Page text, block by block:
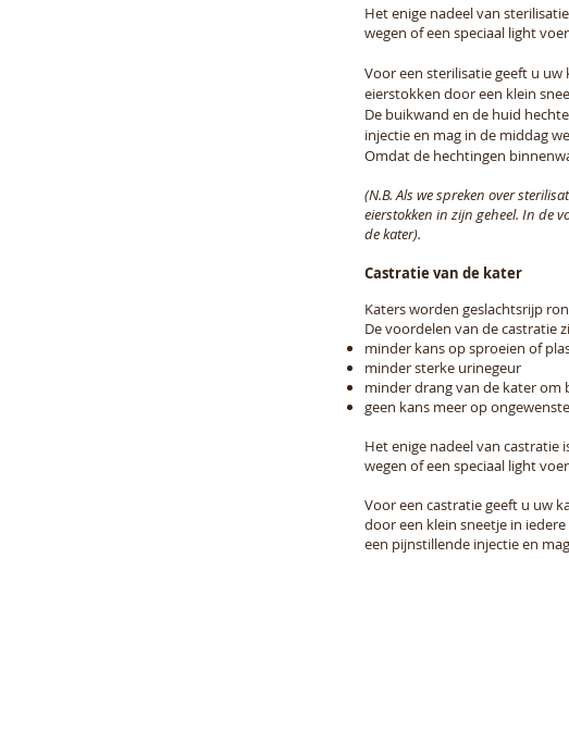
Het enige nadeel van
wegen of een speciaal light
Voor een sterilisatie geeft u uw
eierstokken door een klein
De buikwand en de huid
injectie en mag in de middag
Omdat de hechtingen
(N.B. Als we spreken over
eierstokken in zijn geheel. In de
de kater).
Castratie van de kater
Katers worden geslachtsrijp
De voordelen van de castratie
minder kans op sproeien of
minder sterke urinegeur
minder drang van de kater
geen kans meer op
Het enige nadeel van
wegen of een speciaal light
Voor een castratie geeft u uw
door een klein sneetje in
een pijnstillende injectie en